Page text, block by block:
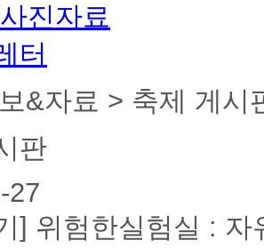
진자료
터
&자료 > 축제 게시
판
27
] 위험한실험실 :